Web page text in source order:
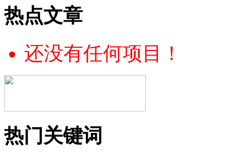
热点文章
还没有任何项目！
热门关键词